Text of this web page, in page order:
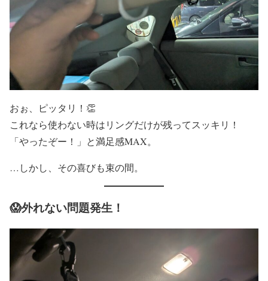
おぉ、ピッタリ！👏
これなら使わない時はリングだけが残ってスッキリ！
「やったぞー！」と満足感MAX。
…しかし、その喜びも束の間。
😱外れない問題発生！